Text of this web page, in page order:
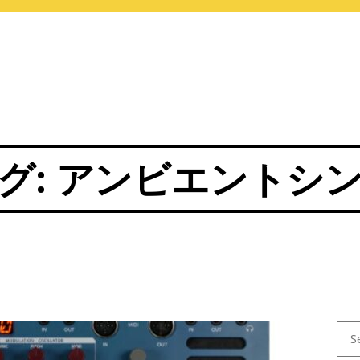
: アンビエントシ
for: